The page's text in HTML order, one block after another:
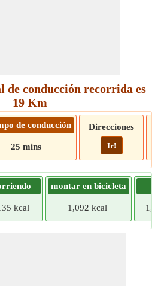
de conducción recorrida es
19 Km
de conducción
25 mins
Direcciones
Ir!
kcal
montar en bicicleta
1,092 kcal